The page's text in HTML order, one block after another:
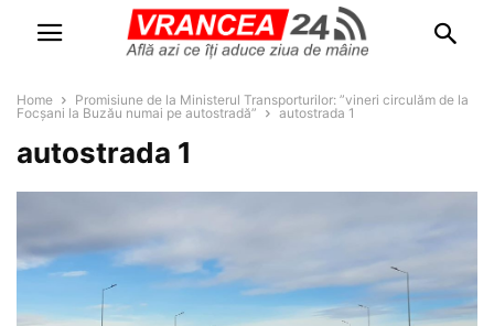
Home
Promisiune de la Ministerul Transporturilor: ”vineri circulăm de la
Focșani la Buzău numai pe autostradă”
autostrada 1
autostrada 1